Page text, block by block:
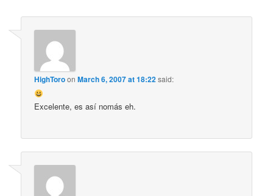
HighToroonMarch 6, 2007 at 18:22said:
Excelente, es así nomás eh.